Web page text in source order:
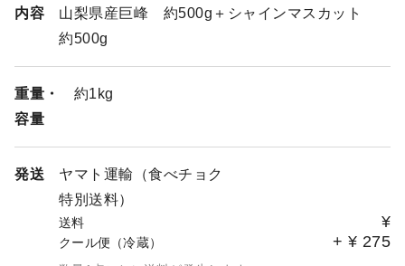
内容
山梨県産巨峰 約500g＋シャインマスカット
約500g
重量・
容量
約1kg
発送
ヤマト運輸（食べチョク
特別送料）
送料 ¥
クール便（冷蔵） + ¥ 275